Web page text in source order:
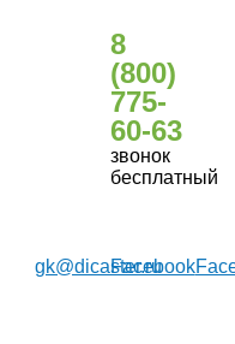
8
(800)
775-
60-63
звонок
бесплатный
gk@dicaster.ru
Facebook